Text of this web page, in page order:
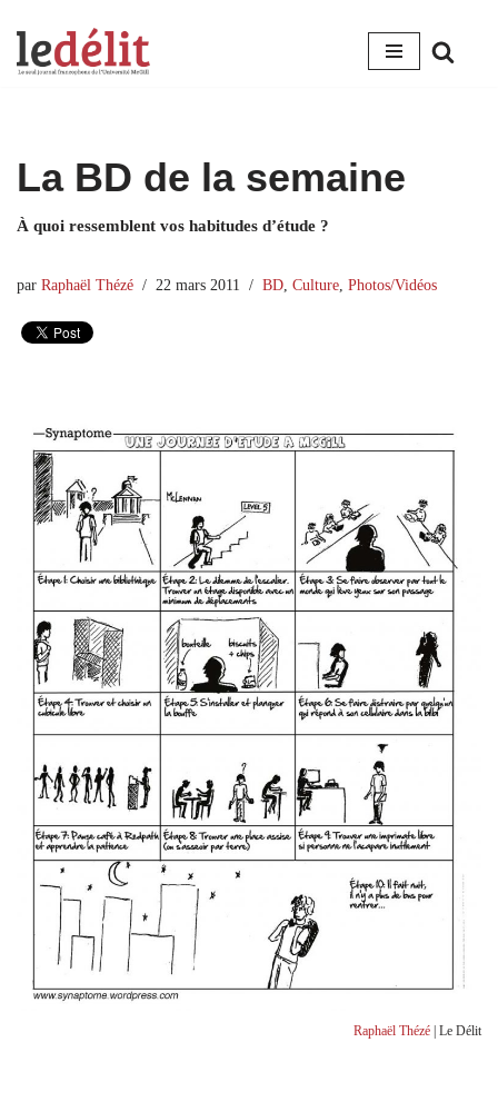
Aller
La BD de la semaine
À quoi ressemblent vos habitudes d’étude ?
par Raphaël Thézé 22 mars 2011 BD Culture Photos/Vidéos
Raphaël Thézé | Le Délit